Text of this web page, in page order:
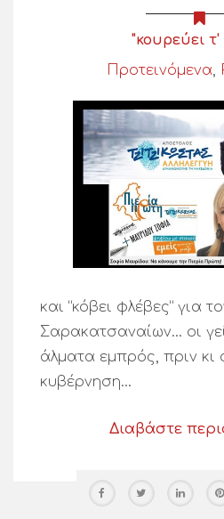
"κουρεύει
Προτεινόμενα,
και “κόβει φλέβες” για
Σαρακατσαναίων… οι
άλματα εμπρός, πριν κι
κυβέρνηση…
Διαβάστε